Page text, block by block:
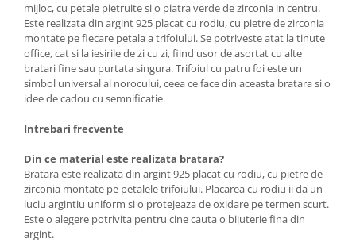
mijloc, cu petale pietruite si o piatra verde de zirconia in centru.
Este realizata din argint 925 placat cu rodiu, cu pietre de zirconia
montate pe fiecare petala a trifoiului. Se potriveste atat la tinute
office, cat si la iesirile de zi cu zi, fiind usor de asortat cu alte
bratari fine sau purtata singura. Trifoiul cu patru foi este un
simbol universal al norocului, ceea ce face din aceasta bratara si o
idee de cadou cu semnificatie.
Intrebari frecvente
Din ce material este realizata bratara?
Bratara este realizata din argint 925 placat cu rodiu, cu pietre de
zirconia montate pe petalele trifoiului. Placarea cu rodiu ii da un
luciu argintiu uniform si o protejeaza de oxidare pe termen scurt.
Este o alegere potrivita pentru cine cauta o bijuterie fina din
argint.